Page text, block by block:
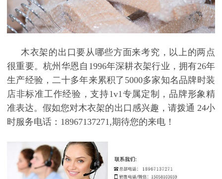
木衣架的出口要从哪些方面来考究，以上的两点
很重要。杭州华恩自 1996年深耕衣架行业，拥有26年
生产经验，二十多年来累积了5000多家知名品牌时装
店非标准工作经验，支持1v1专属定制，品牌形象精
准表达。假如您对木衣架的出口 感兴趣，请拨通 24小
时服务电话：18967137271,期待您的来电！